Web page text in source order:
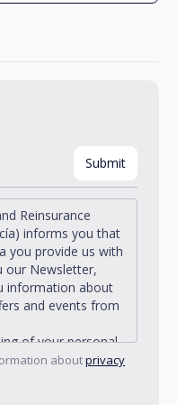
Reinsurance
informs you that
you provide us with
our Newsletter,
information about
and events from
of your personal
management and
relationship
aboutprivacy